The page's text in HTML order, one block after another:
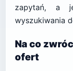
zapytań, a
wyszukiwania
Na co
ofert